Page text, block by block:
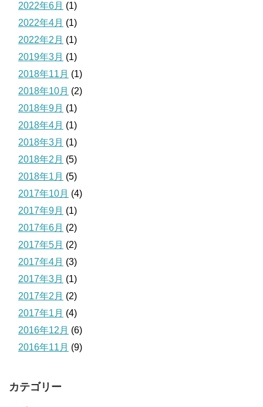
2022年6月 (1)
2022年4月 (1)
2022年2月 (1)
2019年3月 (1)
2018年11月 (1)
2018年10月 (2)
2018年9月 (1)
2018年4月 (1)
2018年3月 (1)
2018年2月 (5)
2018年1月 (5)
2017年10月 (4)
2017年9月 (1)
2017年6月 (2)
2017年5月 (2)
2017年4月 (3)
2017年3月 (1)
2017年2月 (2)
2017年1月 (4)
2016年12月 (6)
2016年11月 (9)
カテゴリー